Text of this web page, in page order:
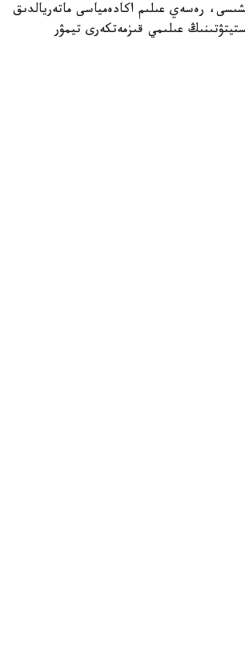
رەسەي عىلىم اكادەمياسى ماتەريالدىق
عىلىمي قىزمەتكەرى تيمۋر